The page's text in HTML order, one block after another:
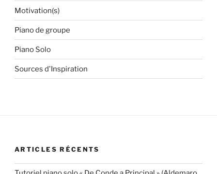
âge
le
Est-
il
Motivation(s)
Piano de groupe
Piano Solo
Sources d'Inspiration
ARTICLES RÉCENTS